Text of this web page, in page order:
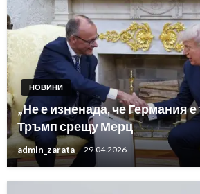
НОВИНИ
„Не е изненада, че Германия е
Тръмп срещу Мерц
admin_zarata 29.04.2026